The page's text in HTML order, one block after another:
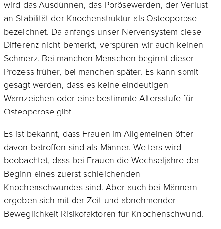
wird das Ausdünnen, das Porösewerden, der Verlust
an Stabilität der Knochenstruktur als Osteoporose
bezeichnet. Da anfangs unser Nervensystem diese
Differenz nicht bemerkt, verspüren wir auch keinen
Schmerz. Bei manchen Menschen beginnt dieser
Prozess früher, bei manchen später. Es kann somit
gesagt werden, dass es keine eindeutigen
Warnzeichen oder eine bestimmte Altersstufe für
Osteoporose gibt.
Es ist bekannt, dass Frauen im Allgemeinen öfter
davon betroffen sind als Männer. Weiters wird
beobachtet, dass bei Frauen die Wechseljahre der
Beginn eines zuerst schleichenden
Knochenschwundes sind. Aber auch bei Männern
ergeben sich mit der Zeit und abnehmender
Beweglichkeit Risikofaktoren für Knochenschwund.